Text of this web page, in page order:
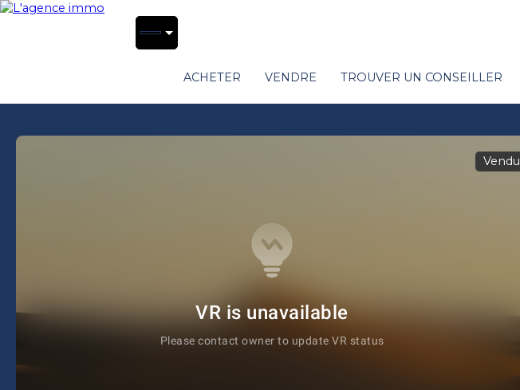
ACHETER VENDRE TROUVER UN CONSEILLER
Vendu